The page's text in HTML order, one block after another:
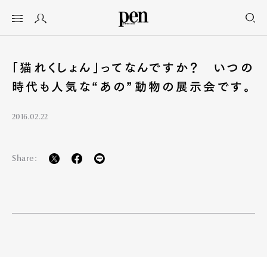
「猫れくしょん」ってなんですか？ いつの
時代も人気な“あの”動物の展示会です。
2016.02.22
Share: